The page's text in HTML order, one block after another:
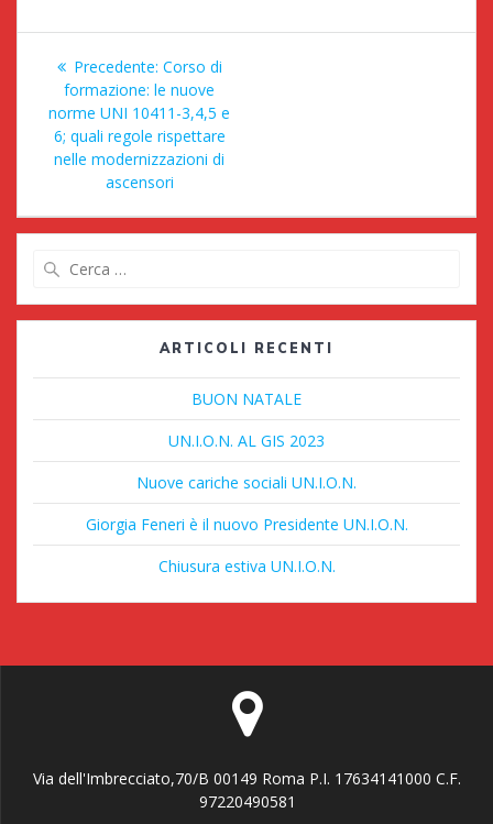
Navigazione
articoli
Precedente: Articolo
precedente:
Corso di
formazione: le nuove
norme UNI 10411-3,4,5 e
6; quali regole rispettare
nelle modernizzazioni di
ascensori
ARTICOLI RECENTI
BUON NATALE
UN.I.O.N. AL GIS 2023
Nuove cariche sociali UN.I.O.N.
Giorgia Feneri è il nuovo Presidente UN.I.O.N.
Chiusura estiva UN.I.O.N.
Via dell'Imbrecciato,70/B 00149 Roma P.I. 17634141000 C.F.
97220490581